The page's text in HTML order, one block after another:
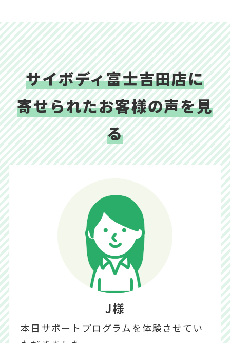
サイボディ富士吉田店に
寄せられたお客様の声を見
る
J様
本日サポートプログラムを体験させてい